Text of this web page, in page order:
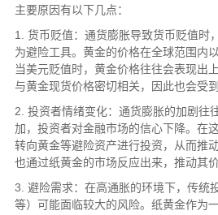
主要原因有以下几点：
1. 货币贬值：通货膨胀导致货币贬值时
为避险工具。黄金的价格在全球范围内
当美元贬值时，黄金价格往往会表现出
与黄金现货价格密切相关，因此也会受到
2. 投资者情绪变化：通货膨胀的加剧往
加，投资者对金融市场的信心下降。在
转向黄金等避险资产进行投资，从而推
也通过纸黄金的市场反应出来，推动其价
3. 避险需求：在高通胀的环境下，传统
等）可能面临较大的风险。纸黄金作为